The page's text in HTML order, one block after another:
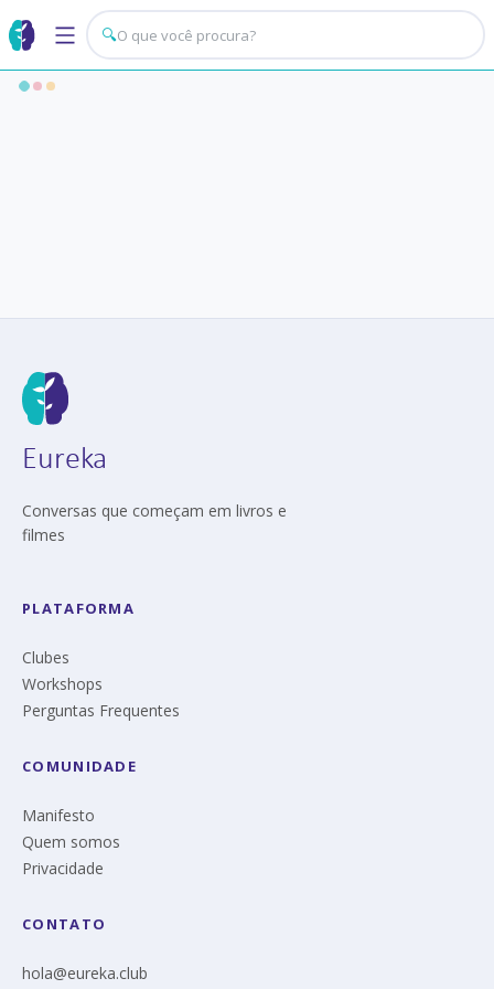
🔍
Eureka
Conversas que começam em livros e
filmes
PLATAFORMA
Clubes
Workshops
Perguntas Frequentes
COMUNIDADE
Manifesto
Quem somos
Privacidade
CONTATO
hola@eureka.club